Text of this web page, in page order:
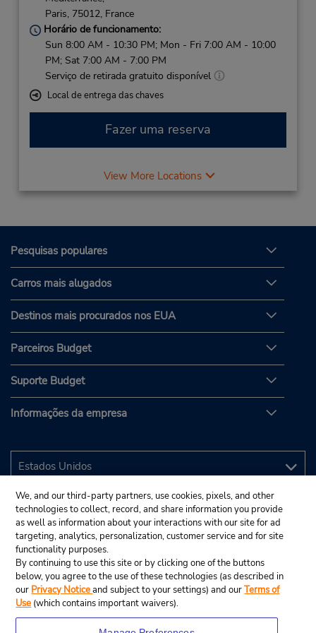
Paris, 75012, France
Horário de funcionamento:
Sun 8:00 AM - 10:30 PM; Mon - Fri 7:00 AM - 10:00
PM; Sat 7:00 AM - 7:00 PM
Serviço de retirada gratuito disponível
Local de entrega das chaves
Fazer uma reserva
View More Locations
Pesquisas populares
Carros mais alugados
Destinos mais procurados nos EUA
Parceiros Budget
Suporte Budget
Informações da empresa
We, and our third-party partners, use cookies, pixels, and other
technologies to collect, record, and share information you provide
as well as information about your interactions with our site for ad
targeting, analytics, personalization, customer service and for site
functionality purposes.
By continuing to use this site or by clicking one of the buttons
below, you agree to the use of these technologies (as described in
our Privacy Noticeand subject to your settings) and ourTerms of
Use (which contains important waivers).